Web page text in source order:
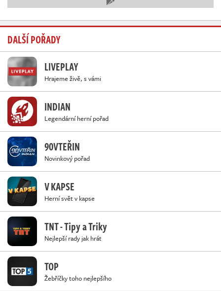
DALŠÍ POŘADY
LIVEPLAY
Hrajeme živě, s vámi
INDIAN
Legendární herní pořad
90VTEŘIN
Novinkový pořad
V KAPSE
Herní svět v kapse
TNT - Tipy a Triky
Nejlepší rady jak hrát
TOP
Žebříčky toho nejlepšího